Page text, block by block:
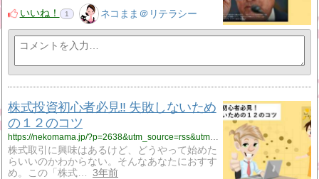
いいね！
1 ネコまま＠リテラシー
株式投資初心者必見‼ 失敗しないため
の１２のコツ
https://nekomama.jp/?p=2638&utm_source=rss&utm_medium=rss&utm_campaign=%25e6%25a0%25aa%25e5%25bc%258f%25e6%258a%2595%25e8%25b3%2587%25e5%2588%259d%25e5%25bf%2583%25e8%2580%2585%25e5%25bf%2585%25e8%25a6%258b%25e2%2580%25bc-%25e5%25a4%25b1%25e6%2595%2597%25e3%2581%2597%25e3%2581%25aa%25e3%2581%2584%25e3%2581%259f%25e3%2582%2581%25e3%2581%25ae%25ef%25bc%2591%25ef%25bc%2592%25e3%2581%25ae%25e3%2582%25b3
株式取引に興味はあるけど、どうやって始めた
らいいのかわからない。そんなあなたにおすす
め。この「株式…
3年前